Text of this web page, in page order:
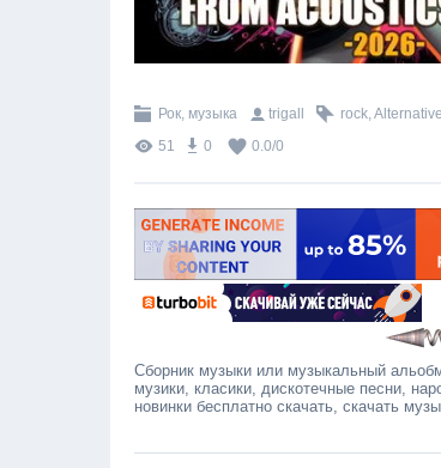
Рок, музыка trigall rock,Alternative
51
0 0.0/0
Сборник музыки или музыкальный
музики, класики, дискотечные песни,
новинки бесплатно скачать, скачать